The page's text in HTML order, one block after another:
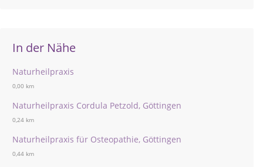
In der Nähe
Naturheilpraxis
0,00 km
Naturheilpraxis Cordula Petzold, Göttingen
0,24 km
Naturheilpraxis für Osteopathie, Göttingen
0,44 km